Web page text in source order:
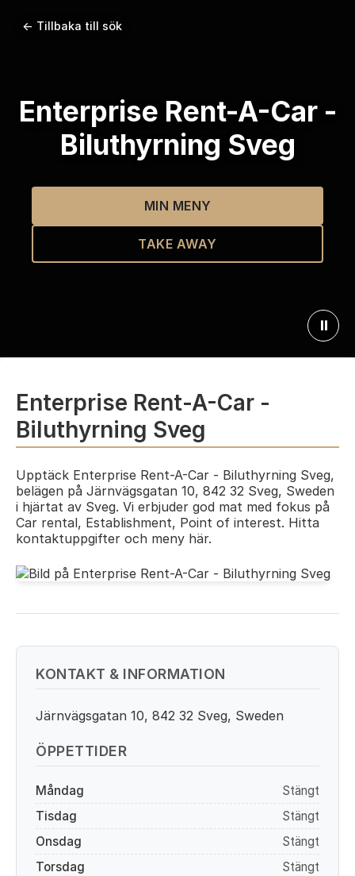
← Tillbaka till sök
Enterprise Rent-A-Car -
Biluthyrning Sveg
MIN MENY
TAKE AWAY
⏸
Enterprise Rent-A-Car -
Biluthyrning Sveg
Upptäck Enterprise Rent-A-Car - Biluthyrning Sveg,
belägen på Järnvägsgatan 10, 842 32 Sveg, Sweden
i hjärtat av Sveg. Vi erbjuder god mat med fokus på
Car rental, Establishment, Point of interest. Hitta
kontaktuppgifter och meny här.
KONTAKT & INFORMATION
Järnvägsgatan 10, 842 32 Sveg, Sweden
ÖPPETTIDER
Måndag
Stängt
Tisdag
Stängt
Onsdag
Stängt
Torsdag
Stängt